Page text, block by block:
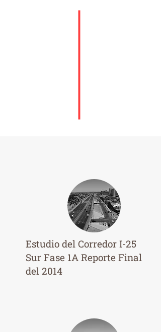
Estudio del Corredor I-25
Sur Fase 1A Reporte Final
del 2014